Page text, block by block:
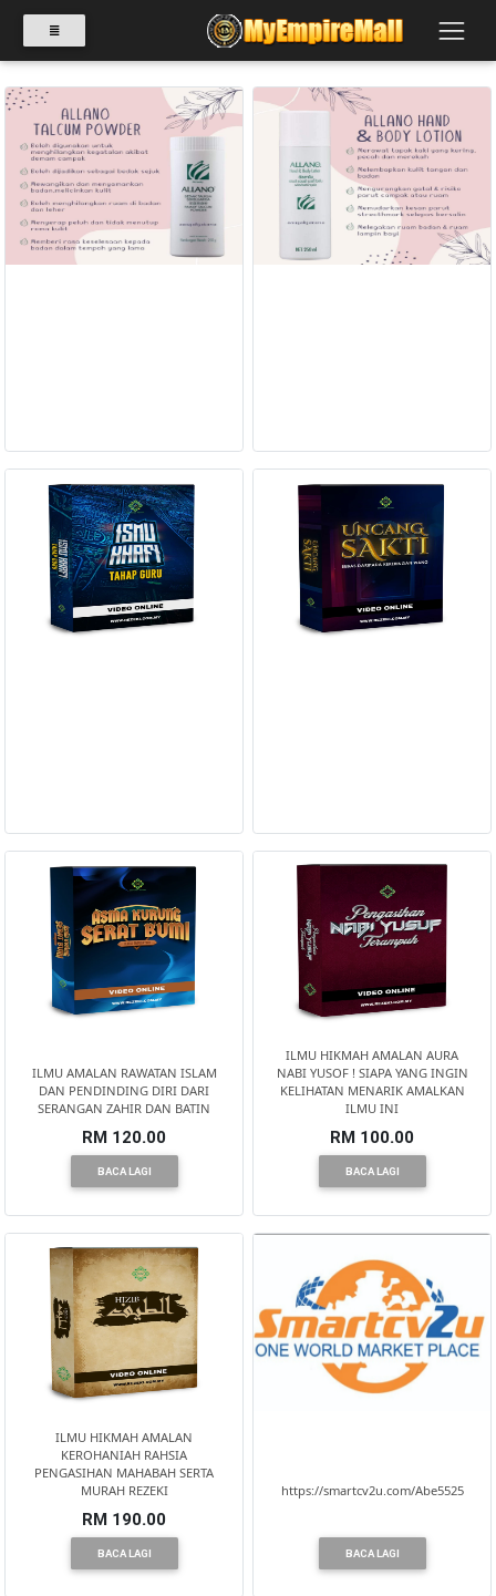
ILMU AMALAN RAWATAN ISLAM
DAN PENDINDING DIRI DARI
SERANGAN ZAHIR DAN BATIN
RM 120.00
BACA LAGI
ILMU HIKMAH AMALAN AURA
NABI YUSOF ! SIAPA YANG INGIN
KELIHATAN MENARIK AMALKAN
ILMU INI
RM 100.00
BACA LAGI
ILMU HIKMAH AMALAN
KEROHANIAH RAHSIA
PENGASIHAN MAHABAH SERTA
MURAH REZEKI
RM 190.00
BACA LAGI
https://smartcv2u.com/Abe5525
BACA LAGI
SELECT
CATEGORY
PRODUK(0)
PERNIAGAAN
RUNCIT(1)
FESYEN
WANITA(0)
WANGI(8)
PENDIDIKAN(19)
DERMA
DAN
TUDUNG(0)
ARTIKEL(14)
PEMBORONG(2)
PRODUK
DIGITAL(29)
PERNIAGAAN(41)
KENDERAAN(6)